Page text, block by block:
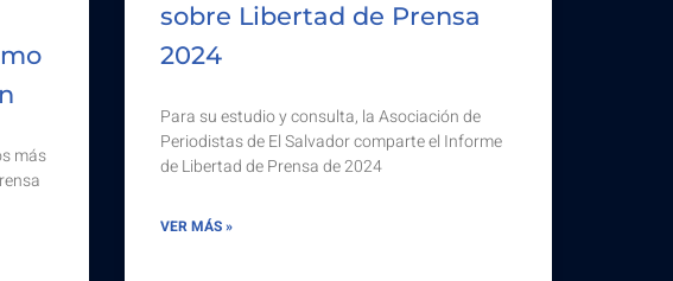
más
sobre Libertad de Prensa
2024
Para su estudio y consulta, la Asociación de
Periodistas de El Salvador comparte el Informe
de Libertad de Prensa de 2024
VER MÁS »